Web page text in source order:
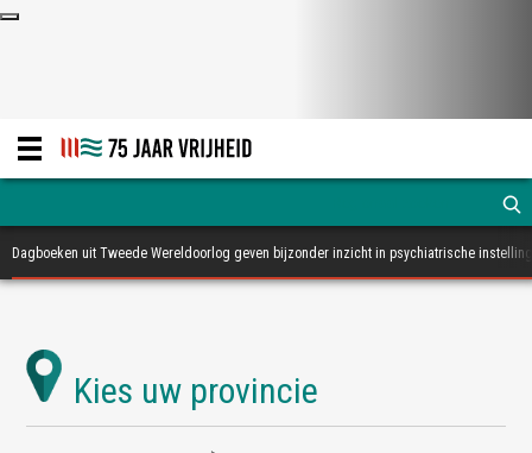
Dagboeken uit Tweede Wereldoorlog geven bijzonder inzicht in psychiatrische